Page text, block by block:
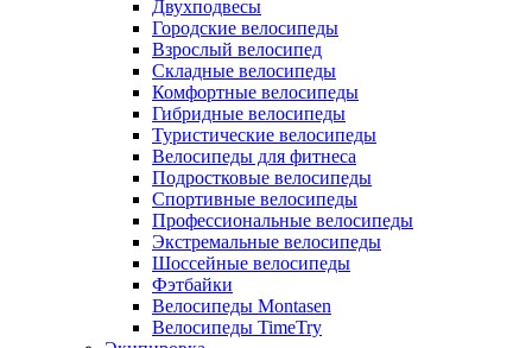
Двухподвесы
Городские велосипеды
Взрослый велосипед
Складные велосипеды
Комфортные велосипеды
Гибридные велосипеды
Туристические велосипеды
Велосипеды для фитнеса
Подростковые велосипеды
Спортивные велосипеды
Профессиональные велосипеды
Экстремальные велосипеды
Шоссейные велосипеды
Фэтбайки
Велосипеды Montasen
Велосипеды TimeTry